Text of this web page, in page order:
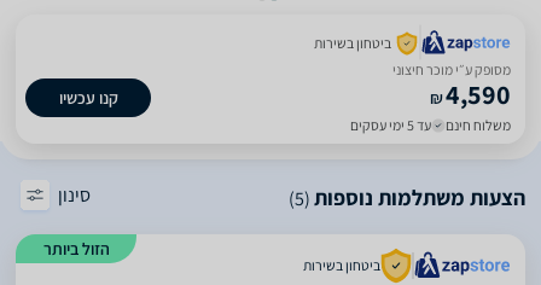
ביטחון בשירות
מסופק ע״י מוכר חיצוני
₪4,590
משלוח חינם עד 5 ימי עסקים
קנו עכשיו
הצעות משתלמות נוספות(5) סינון
הזול ביותר
ביטחון בשירות